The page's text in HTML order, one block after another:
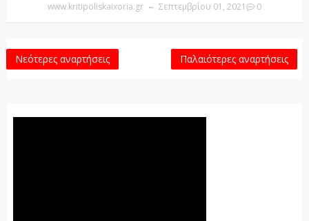
www.kritipoliskaixoria.gr Σεπτεμβρίου 01, 2021 0
Νεότερες αναρτήσεις Παλαιότερες αναρτήσεις